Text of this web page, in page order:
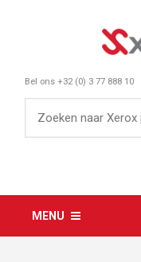
Bel ons +32 (0) 3 77 888 10
MENU